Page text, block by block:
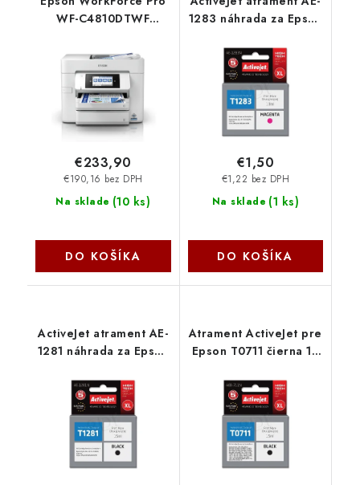
WF-C4810DTWF
Na sklade (10 ks)
€190,16 bez DPH
€233,90
DO KOŠÍKA
1283 náhrada za Epson
AE-1283 - AE-1283N
Na sklade (1 ks)
€1,22 bez DPH
€1,50
DO KOŠÍKA
ActiveJet atrament AE-
1281 náhrada za Epson
1281 - AE-1281N
Atrament ActiveJet pre
Epson T0711 čierna 10